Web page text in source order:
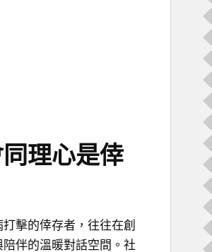
理心是倖
擊的倖存者，往往在創
伴的溫暖對話空間。社